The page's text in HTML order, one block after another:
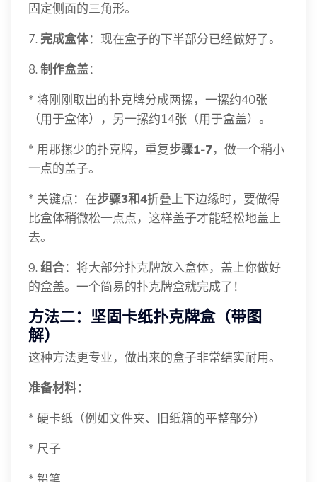
固定侧面的三角形。
7. 完成盒体：现在盒子的下半部分已经做好了。
8.制作盒盖：
* 将刚刚取出的扑克牌分成两摞，一摞约40张
（用于盒体），另一摞约14张（用于盒盖）。
* 用那摞少的扑克牌，重复步骤1-7，做一个稍小
一点的盖子。
* 关键点：在步骤3和4折叠上下边缘时，要做得
比盒体稍微松一点点，这样盖子才能轻松地盖上
去。
9.组合：将大部分扑克牌放入盒体，盖上你做好
的盒盖。一个简易的扑克牌盒就完成了！
方法二：坚固卡纸扑克牌盒（带图
解）
这种方法更专业，做出来的盒子非常结实耐用。
准备材料：
* 硬卡纸（例如文件夹、旧纸箱的平整部分）
* 尺子
* 铅笔